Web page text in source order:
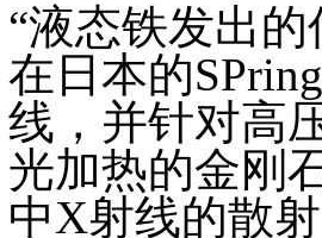
“液态铁发出
在日本的
线，并针对高
光加热的金刚
中X射线的散